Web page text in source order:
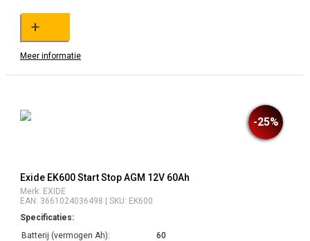
+
Meer informatie
-25%
Exide EK600 Start Stop AGM 12V 60Ah
Merk: EXIDE
EAN: 3661024036498 | SKU: EK600
Specificaties:
Batterij (vermogen Ah):
60